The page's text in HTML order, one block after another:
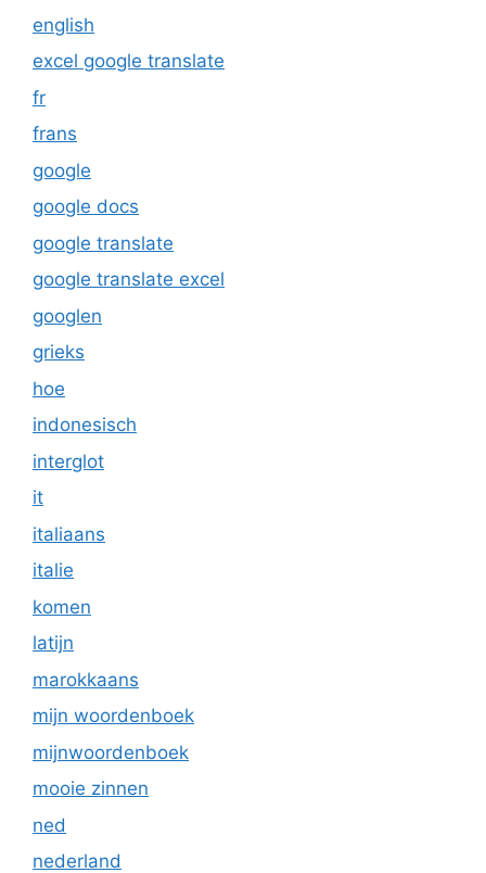
english
excel google translate
fr
frans
google
google docs
google translate
google translate excel
googlen
grieks
hoe
indonesisch
interglot
it
italiaans
italie
komen
latijn
marokkaans
mijn woordenboek
mijnwoordenboek
mooie zinnen
ned
nederland